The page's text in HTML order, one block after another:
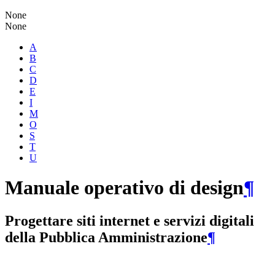
None
None
A
B
C
D
E
I
M
O
S
T
U
Manuale operativo di design¶
Progettare siti internet e servizi digitali
della Pubblica Amministrazione¶